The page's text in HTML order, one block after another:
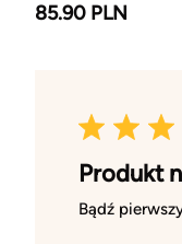
85.90 PLN
Produkt
Bądź